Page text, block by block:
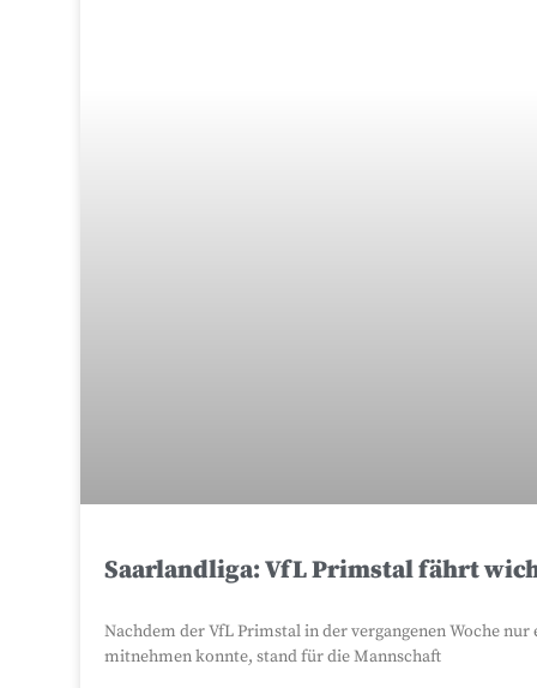
Saarlandliga: VfL Primstal fährt
Nachdem der VfL Primstal in der vergangenen Woche
mitnehmen konnte, stand für die Mannschaft